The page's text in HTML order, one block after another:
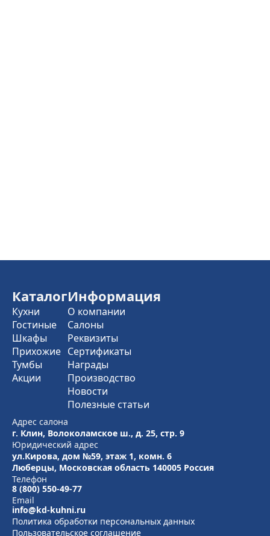
Каталог
Кухни
Гостиные
Шкафы
Прихожие
Тумбы
Акции
Информация
О компании
Салоны
Реквизиты
Сертификаты
Награды
Производство
Новости
Полезные статьи
Адрес салона
г. Клин, Волоколамское ш., д. 25, стр. 9
Юридический адрес
ул.Кирова, дом №59, этаж 1, комн. 6
Люберцы, Московская область 140005 Россия
Телефон
8 (800) 550-49-77
Email
info@kd-kuhni.ru
Политика обработки персональных данных
Пользовательское соглашение